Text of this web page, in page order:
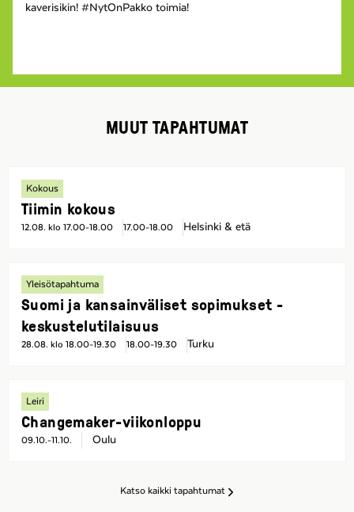
kaverisikin! #NytOnPakko toimia!
MUUT TAPAHTUMAT
Kokous
Tiimin kokous
12.08. klo 17.00-18.00 17.00-18.00 Helsinki & etä
Yleisötapahtuma
Suomi ja kansainväliset sopimukset -
keskustelutilaisuus
28.08. klo 18.00-19.30 18.00-19.30 Turku
Leiri
Changemaker-viikonloppu
09.10.-11.10. Oulu
Katso kaikki tapahtumat